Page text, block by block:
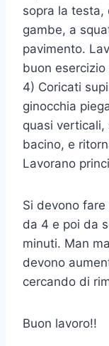
sopra la testa,
gambe, a
pavimento.
buon esercizio
4) Coricati
ginocchia
quasi verticali,
bacino, e
Lavorano
Si devono
da 4 e poi da
minuti. Man
devono
cercando di
Buon lavoro!!